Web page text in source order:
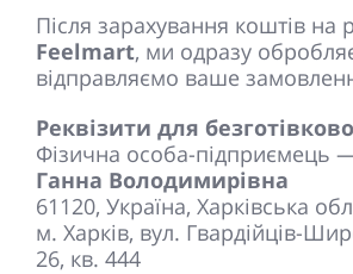
Після зарахування коштів на
Feelmart, ми одразу
відправляємо ваше
Реквізити для
Фізична особа-підприємець
Ганна Володимирівна
61120, Україна, Харківська
м. Харків, вул. Гвардійців-
26, кв. 444